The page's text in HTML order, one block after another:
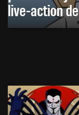
live-action